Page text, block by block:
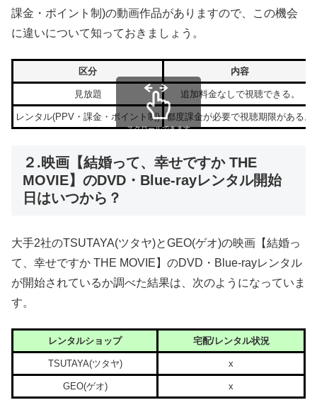
課金・ポイント制)の動画作品がありますので、この機会
に違いについて知っておきましょう。
区分 内容
見放題 追加料金なしで視聴できる。
レンタル(PPV・課金・ポイント制) 都度課金が必要で視聴期限がある。
スクロールできます
２.映画【結婚って、幸せですか THE
MOVIE】のDVD・Blue-rayレンタル開始
日はいつから？
大手2社のTSUTAYA(ツタヤ)とGEO(ゲオ)の映画【結婚っ
て、幸せですか THE MOVIE】のDVD・Blue-rayレンタル
が開始されているか調べた結果は、次のようになっていま
す。
レンタルショップ 宅配/レンタル状況
TSUTAYA(ツタヤ) x
GEO(ゲオ) x